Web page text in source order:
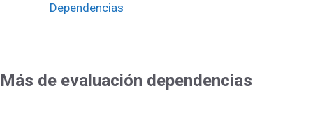
Dependencias
Más de evaluación dependencias